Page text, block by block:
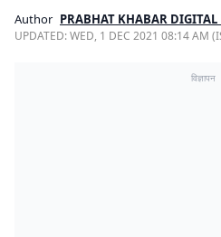
Author PRABHAT KHABAR DIGITAL
UPDATED:WED, 1 DEC 2021 08:14 AM
विज्ञापन